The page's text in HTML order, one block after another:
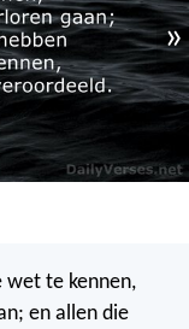
»
wet te kennen,
en allen die